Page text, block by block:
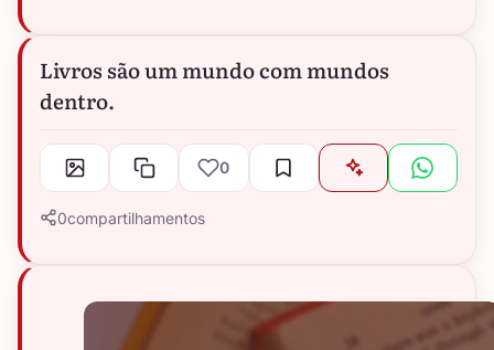
Livros são um mundo com mundos
dentro.
0
0compartilhamentos